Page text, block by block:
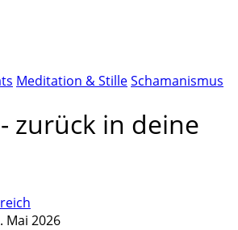
Meditation & StilleSchamanismus
zurück in deine
Mai 2026